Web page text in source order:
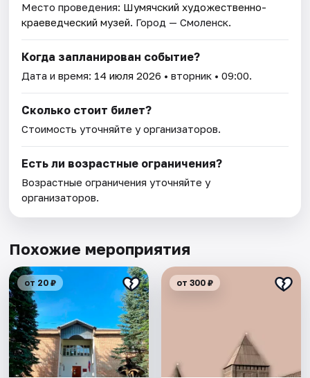
Место проведения: Шумячский художественно-
краеведческий музей. Город — Смоленск.
Когда запланирован событие?
Дата и время: 14 июля 2026 • вторник • 09:00.
Сколько стоит билет?
Стоимость уточняйте у организаторов.
Есть ли возрастные ограничения?
Возрастные ограничения уточняйте у
организаторов.
Похожие мероприятия
от 20 ₽ от 300 ₽